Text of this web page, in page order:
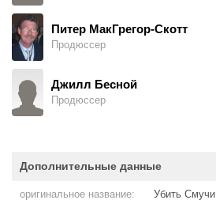
Питер МакГрегор-Скотт
Продюссер
Джилл Бесной
Продюссер
Дополнительные данные
оригинальное название: Убить Смучи